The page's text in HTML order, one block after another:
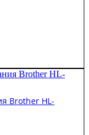
Brother HL-